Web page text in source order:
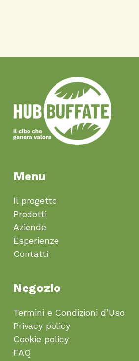
Menu
Il progetto
Prodotti
Aziende
Esperienze
Contatti
Negozio
Termini e Condizioni d’Uso
Privacy policy
Cookie policy
FAQ